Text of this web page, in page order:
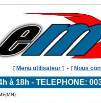
[ Menu utilisateur ] - [ Nous
à 18h - TELEPHONE: